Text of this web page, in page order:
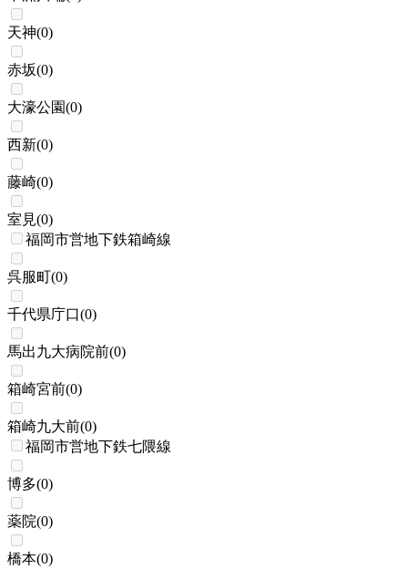
天神(0)
赤坂(0)
大濠公園(0)
西新(0)
藤崎(0)
室見(0)
福岡市営地下鉄箱崎線
呉服町(0)
千代県庁口(0)
馬出九大病院前(0)
箱崎宮前(0)
箱崎九大前(0)
福岡市営地下鉄七隈線
博多(0)
薬院(0)
橋本(0)